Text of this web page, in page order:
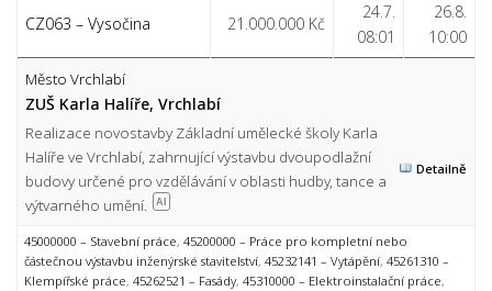
CZ063 – Vysočina 21.000.000 Kč
24.7.
08:01
26.8.
10:00
Město Vrchlabí
ZUŠ Karla Halíře, Vrchlabí
Realizace novostavby Základní umělecké školy Karla
Halíře ve Vrchlabí, zahrnující výstavbu dvoupodlažní
budovy určené pro vzdělávání v oblasti hudby, tance a
výtvarného umění.
AI
Detailně
45000000 – Stavební práce, 45200000 – Práce pro kompletní nebo
částečnou výstavbu inženýrské stavitelství, 45232141 – Vytápění, 45261310 –
Klempířské práce, 45262521 – Fasády, 45310000 – Elektroinstalační práce,